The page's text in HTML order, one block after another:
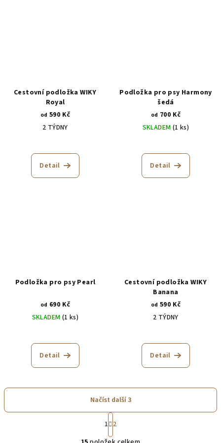
Cestovní podložka WIKY
Royal
od 590 Kč
2 TÝDNY
Detail
Podložka pro psy Harmony
šedá
od 700 Kč
SKLADEM (1 ks)
hodnocení
produktu
Detail
Podložka pro psy Pearl
od 690 Kč
SKLADEM (1 ks)
Detail
Cestovní podložka WIKY
Banana
od 590 Kč
2 TÝDNY
Detail
O
Načíst další 3
S
t
r
1 2